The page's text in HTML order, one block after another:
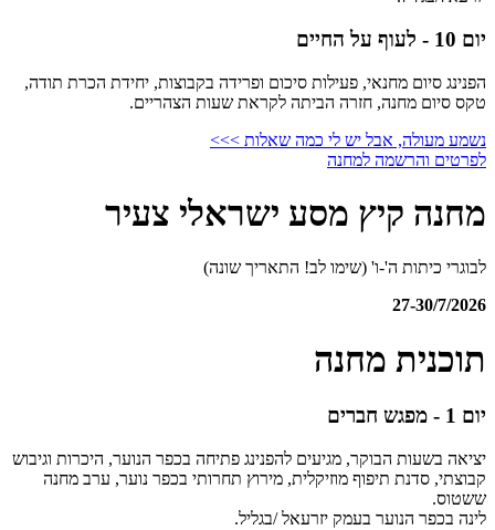
יום 10 - לעוף על החיים
הפנינג סיום מחנאי, פעילות סיכום ופרידה בקבוצות, יחידת הכרת תודה,
טקס סיום מחנה, חזרה הביתה לקראת שעות הצהריים.
נשמע מעולה, אבל יש לי כמה שאלות >>>
לפרטים והרשמה למחנה
מחנה קיץ מסע ישראלי צעיר
לבוגרי כיתות ה'-ו' (שימו לב! התאריך שונה)
27-30/7/2026
תוכנית מחנה
יום 1 - מפגש חברים
יציאה בשעות הבוקר, מגיעים להפנינג פתיחה בכפר הנוער, היכרות וגיבוש
קבוצתי, סדנת תיפוף מוזיקלית, מירוץ תחרותי בכפר נוער, ערב מחנה
ששטוס.
לינה בכפר הנוער בעמק יזרעאל /בגליל.